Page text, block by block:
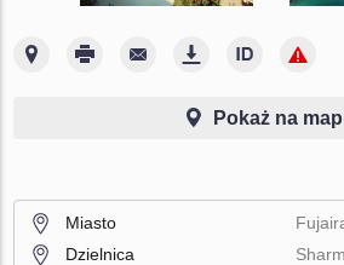
Pokaż na
Miasto
Dzielnica
Sharm